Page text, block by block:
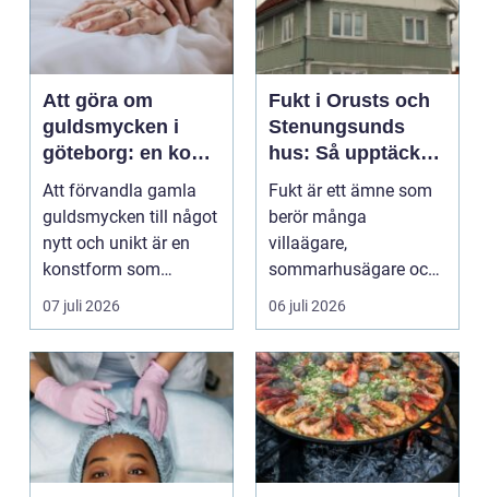
Att göra om
guldsmycken i
göteborg: en konst
att förnya det
gamla
Att förvandla gamla
guldsmycken till något
nytt och unikt är en
konstform som
kombinerar
traditionel...
07 juli 2026
Fukt i Orusts och
Stenungsunds
hus: Så upptäcker
och åtgärdar du
problemet
Fukt är ett ämne som
berör många
villaägare,
sommarhusägare och
bosta...
06 juli 2026